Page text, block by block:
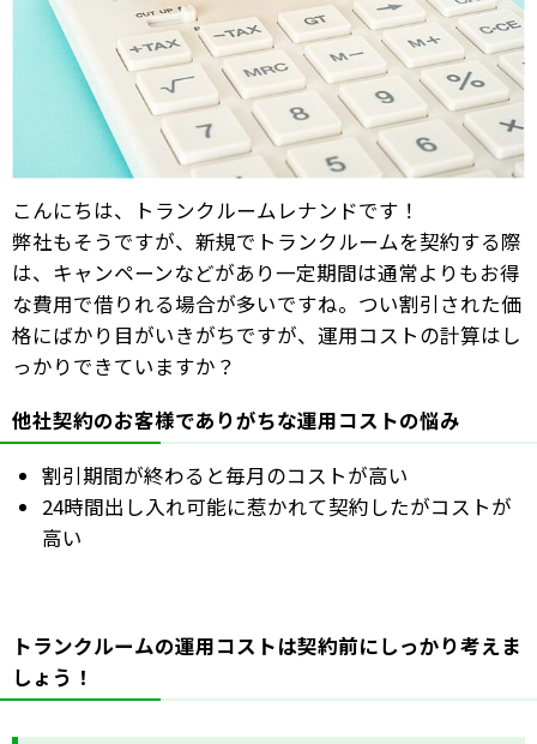
こんにちは、トランクルームレナンドです！
弊社もそうですが、新規でトランクルームを契約する際
は、キャンペーンなどがあり一定期間は通常よりもお得
な費用で借りれる場合が多いですね。つい割引された価
格にばかり目がいきがちですが、運用コストの計算はし
っかりできていますか？
他社契約のお客様でありがちな運用コストの悩み
割引期間が終わると毎月のコストが高い
24時間出し入れ可能に惹かれて契約したがコストが
高い
トランクルームの運用コストは契約前にしっかり考えま
しょう！